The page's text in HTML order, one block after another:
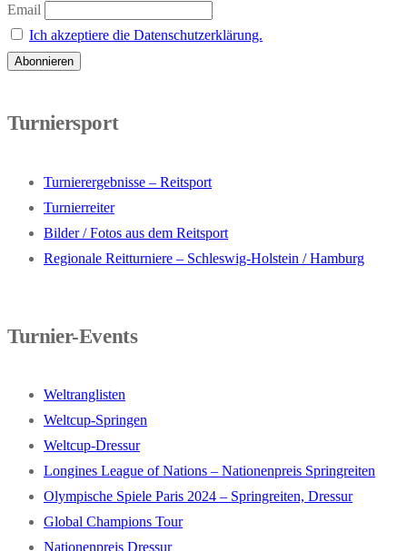
Email
Ich akzeptiere die Datenschutzerklärung.
Turniersport
Turnierergebnisse – Reitsport
Turnierreiter
Bilder / Fotos aus dem Reitsport
Regionale Reitturniere – Schleswig-Holstein / Hamburg
Turnier-Events
Weltranglisten
Weltcup-Springen
Weltcup-Dressur
Longines League of Nations – Nationenpreis Springreiten
Olympische Spiele Paris 2024 – Springreiten, Dressur
Global Champions Tour
Nationenpreis Dressur